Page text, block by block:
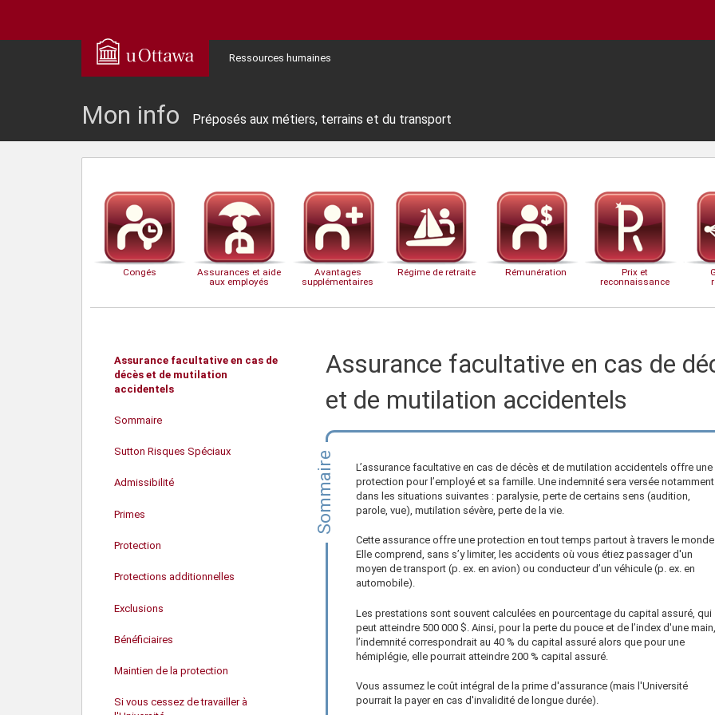
Ressources humaines
Mon info Préposés aux métiers, terrains et du transport
Congés
Assurances et aide
aux employés
Avantages
supplémentaires
Régime de retraite Rémunération
Prix et
reconnaissance
Assurance facultative en cas de
décès et de mutilation
accidentels
Sommaire
Sutton Risques Spéciaux
Admissibilité
Primes
Exonération de la prime
Protection
Montant de la protection
Tableau des indemnités
Protections additionnelles
Invalidité totale permanente
Prestation de deuil
Prestation de rééducation
Prestation de thérapie de
Exclusions
Bénéficiaires
Maintien de la protection
Prolongation de l’assurance du
Si vous cessez de travailler à
Assurance facultative en cas de
et de mutilation accidentels
Sommaire
L’assurance facultative en cas de décès et de mutilation accidentels offre une
protection pour l’employé et sa famille. Une indemnité sera versée notamment
dans les situations suivantes : paralysie, perte de certains sens (audition,
parole, vue), mutilation sévère, perte de la vie.
Cette assurance offre une protection en tout temps partout à travers le
Elle comprend, sans s’y limiter, les accidents où vous étiez passager d'un
moyen de transport (p. ex. en avion) ou conducteur d’un véhicule (p. ex. en
automobile).
Les prestations sont souvent calculées en pourcentage du capital assuré, qui
peut atteindre 500 000 $ . Ainsi, pour la perte du pouce et de l’index d'une main,
l’indemnité correspondrait au 40 % du capital assuré alors que pour une
hémiplégie, elle pourrait atteindre 200 % capital assuré.
Vous assumez le coût intégral de la prime d'assurance (mais l'Université
pourrait la payer en cas d'invalidité de longue durée).